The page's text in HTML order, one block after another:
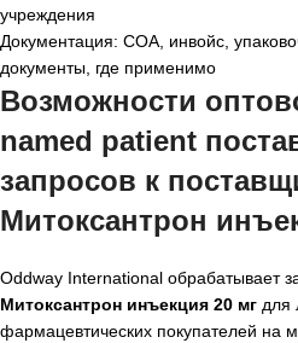
учреждения
Документация: COA, инвойс,
документы, где применимо
Возможности
named patient
запросов к
Митоксантрон
Oddway International обрабатывает
Митоксантрон инъекция 20 мг для
фармацевтических покупателей на